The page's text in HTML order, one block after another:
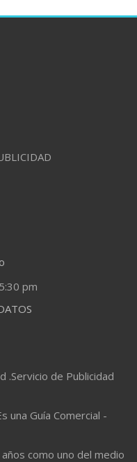
pm
.Servicio de Publicidad
una Guía Comercial -
como uno del medio